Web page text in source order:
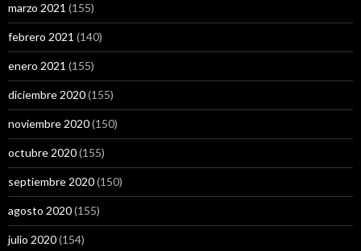
marzo 2021 (155)
febrero 2021 (140)
enero 2021 (155)
diciembre 2020(155)
noviembre 2020(150)
octubre 2020(155)
septiembre 2020(150)
agosto 2020(155)
julio 2020(154)